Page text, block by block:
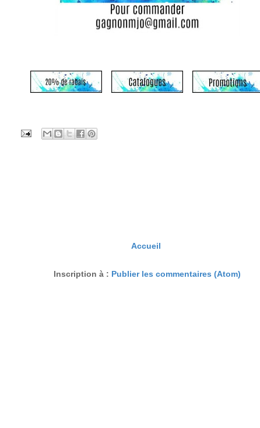
Accueil
Inscription à : Publier les commentaires (Atom)